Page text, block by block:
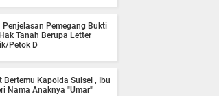
Penjelasan Pemegang Bukti
Tanah Berupa Letter
Petok D
Bertemu Kapolda Sulsel , Ibu
Nama Anaknya "Umar"